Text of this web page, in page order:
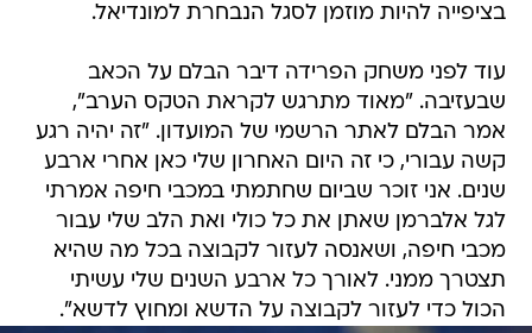
בציפייה להיות מוזמן לסגל הנבחרת למונדיאל.
עוד לפני משחק הפרידה דיבר הבלם על הכאב
שבעזיבה. "מאוד מתרגש לקראת הטקס הערב",
אמר הבלם לאתר הרשמי של המועדון. "זה יהיה רגע
קשה עבורי, כי זה היום האחרון שלי כאן אחרי ארבע
שנים. אני זוכר שביום שחתמתי במכבי חיפה אמרתי
לגל אלברמן שאתן את כל כולי ואת הלב שלי עבור
מכבי חיפה, ושאנסה לעזור לקבוצה בכל מה שהיא
תצטרך ממני. לאורך כל ארבע השנים שלי עשיתי
הכול כדי לעזור לקבוצה על הדשא ומחוץ לדשא".